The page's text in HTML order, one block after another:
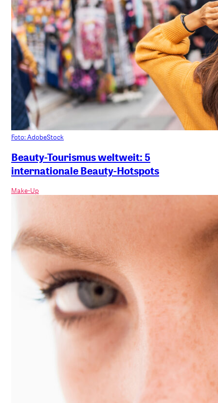
Foto: AdobeStock
Beauty-Tourismus weltweit: 5
internationale Beauty-Hotspots
Make-Up